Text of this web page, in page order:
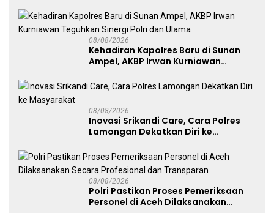
08/08/2026
Kehadiran Kapolres Baru di Sunan
Ampel, AKBP Irwan Kurniawan
08/08/2026
Inovasi Srikandi Care, Cara Polres
Lamongan Dekatkan Diri ke
08/08/2026
Polri Pastikan Proses Pemeriksaan
Personel di Aceh Dilaksanakan